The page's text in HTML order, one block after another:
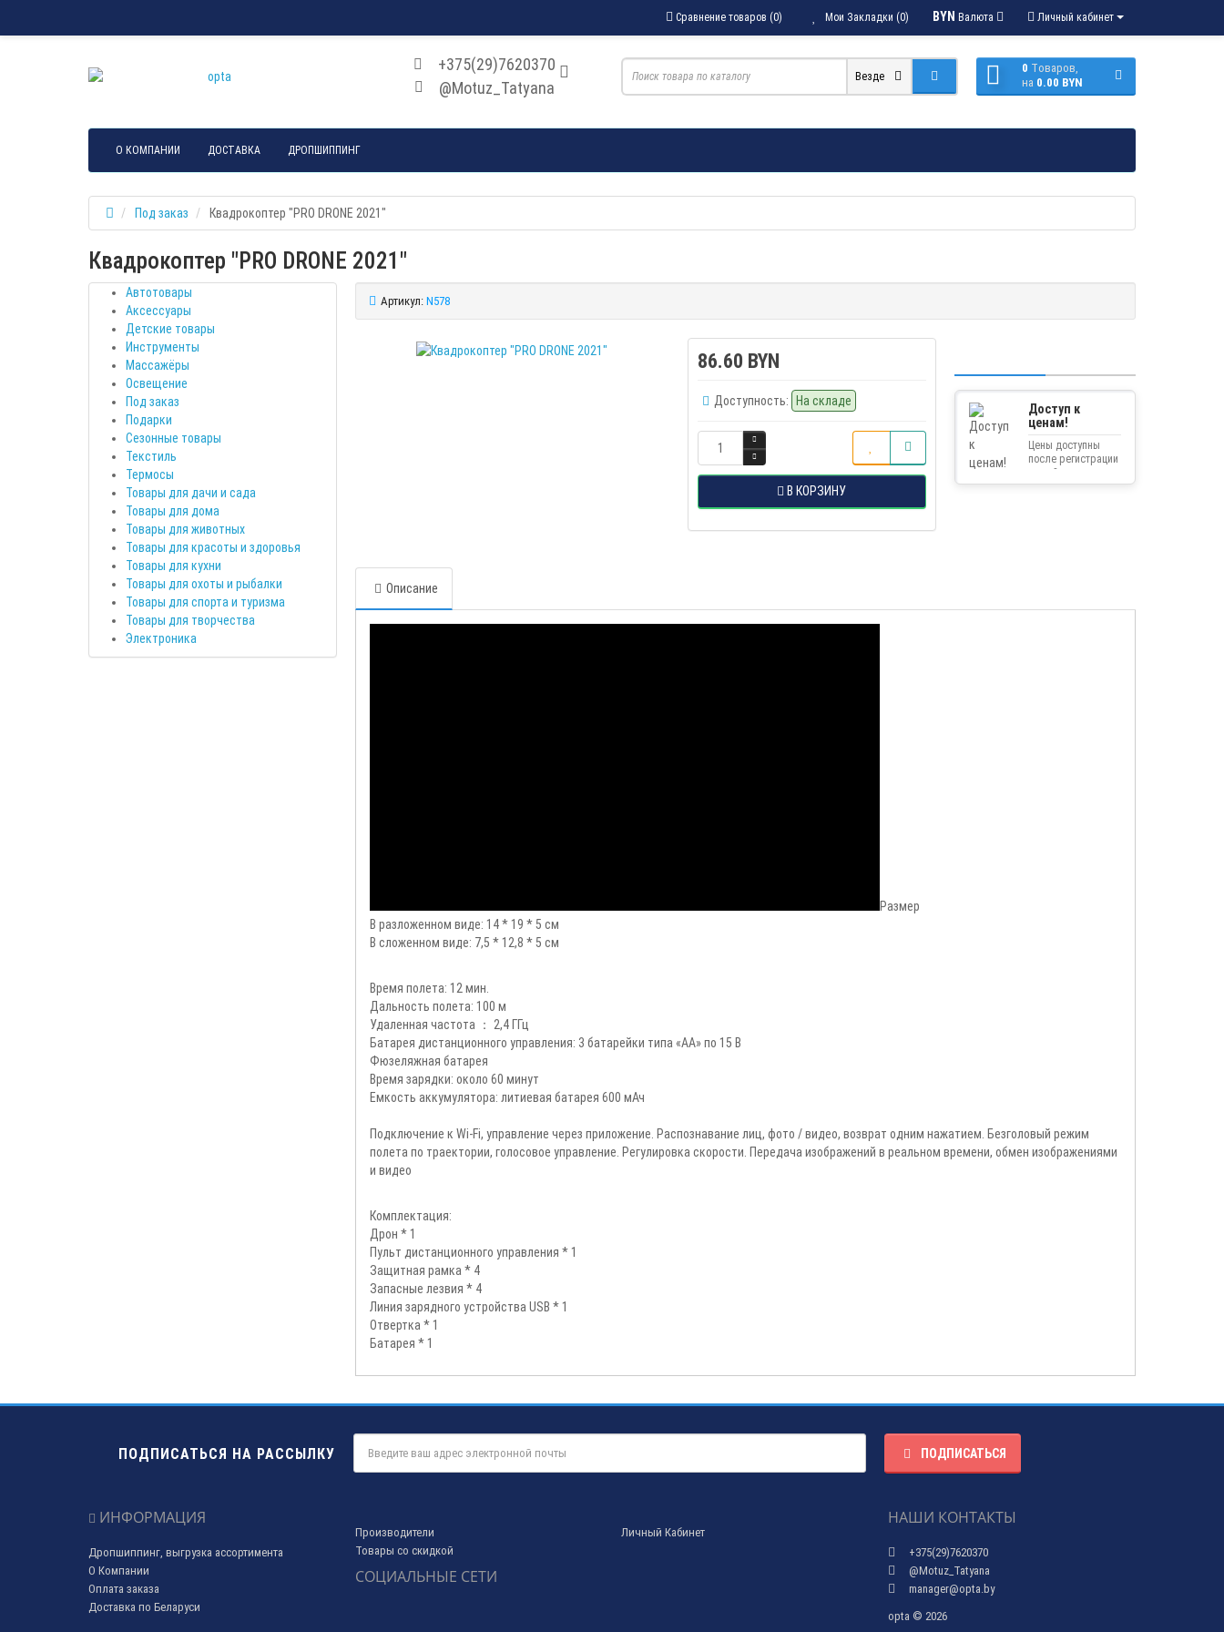
Личный кабинет
BYN Валюта
Мои Закладки (0)
Сравнение товаров (0)
+375(29)7620370
@Motuz_Tatyana
0 Tоваров,
на 0.00 BYN
Везде
О КОМПАНИИ ДОСТАВКА ДРОПШИППИНГ
Под заказ Квадрокоптер "PRO DRONE 2021"
Квадрокоптер "PRO DRONE 2021"
Автотовары
Аксессуары
Детские товары
Инструменты
Массажёры
Освещение
Под заказ
Подарки
Сезонные товары
Текстиль
Термосы
Товары для дачи и сада
Товары для дома
Товары для животных
Товары для красоты и здоровья
Товары для кухни
Товары для охоты и рыбалки
Товары для спорта и туризма
Товары для творчества
Электроника
Артикул: N578
86.60 BYN
Доступность: На складе
В КОРЗИНУ
Доступ к
ценам!
Цены доступны
после регистрации
на сайте.
Описание
Размер
В разложенном виде: 14 * 19 * 5 см
В сложенном виде: 7,5 * 12,8 * 5 см
Время полета: 12 мин.
Дальность полета: 100 м
Удаленная частота ： 2,4 ГГц
Батарея дистанционного управления: 3 батарейки типа «AA» по 15 В
Фюзеляжная батарея
Время зарядки: около 60 минут
Емкость аккумулятора: литиевая батарея 600 мАч
Подключение к Wi-Fi, управление через приложение. Распознавание лиц, фото / видео, возврат одним нажатием. Безголовый режим
полета по траектории, голосовое управление. Регулировка скорости. Передача изображений в реальном времени, обмен изображениями
и видео
Комплектация:
Дрон * 1
Пульт дистанционного управления * 1
Защитная рамка * 4
Запасные лезвия * 4
Линия зарядного устройства USB * 1
Отвертка * 1
Батарея * 1
ПОДПИСАТЬСЯ НА РАССЫЛКУ ПОДПИСАТЬСЯ
ИНФОРМАЦИЯ
Дропшиппинг, выгрузка ассортимента
О Компании
Оплата заказа
Доставка по Беларуси
Производители
Товары со скидкой
СОЦИАЛЬНЫЕ СЕТИ
Личный Кабинет
НАШИ КОНТАКТЫ
+375(29)7620370
@Motuz_Tatyana
manager@opta.by
opta © 2026